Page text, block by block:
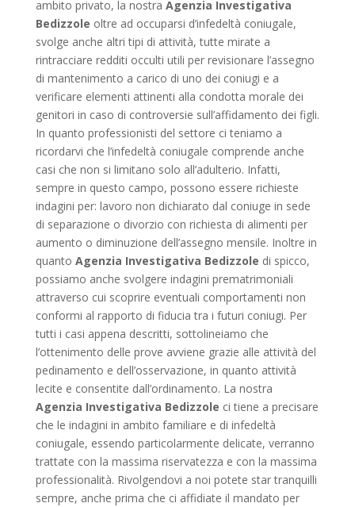
ambito privato, la nostra Agenzia Investigativa
Bedizzole oltre ad occuparsi d’infedeltà coniugale,
svolge anche altri tipi di attività, tutte mirate a
rintracciare redditi occulti utili per revisionare l’assegno
di mantenimento a carico di uno dei coniugi e a
verificare elementi attinenti alla condotta morale dei
genitori in caso di controversie sull’affidamento dei figli.
In quanto professionisti del settore ci teniamo a
ricordarvi che l’infedeltà coniugale comprende anche
casi che non si limitano solo all’adulterio. Infatti,
sempre in questo campo, possono essere richieste
indagini per: lavoro non dichiarato dal coniuge in sede
di separazione o divorzio con richiesta di alimenti per
aumento o diminuzione dell’assegno mensile. Inoltre in
quanto Agenzia Investigativa Bedizzole di spicco,
possiamo anche svolgere indagini prematrimoniali
attraverso cui scoprire eventuali comportamenti non
conformi al rapporto di fiducia tra i futuri coniugi. Per
tutti i casi appena descritti, sottolineiamo che
l’ottenimento delle prove avviene grazie alle attività del
pedinamento e dell’osservazione, in quanto attività
lecite e consentite dall’ordinamento. La nostra
Agenzia Investigativa Bedizzole ci tiene a precisare
che le indagini in ambito familiare e di infedeltà
coniugale, essendo particolarmente delicate, verranno
trattate con la massima riservatezza e con la massima
professionalità. Rivolgendovi a noi potete star tranquilli
sempre, anche prima che ci affidiate il mandato per